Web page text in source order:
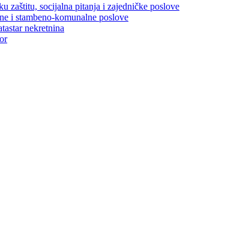
zaštitu, socijalna pitanja i zajedničke poslove
i stambeno-komunalne poslove
nekretnina